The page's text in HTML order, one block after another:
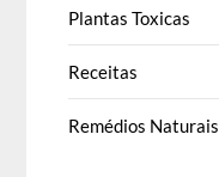
Plantas Toxicas
Receitas
Remédios Naturais